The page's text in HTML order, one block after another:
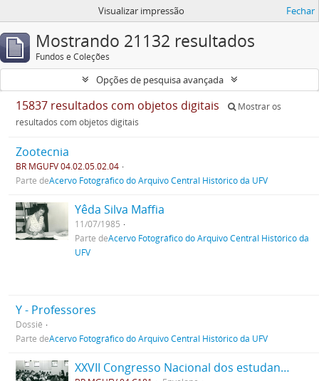
Visualizar impressão Fechar
Mostrando 21132 resultados
Fundos e Coleções
Opções de pesquisa avançada
15837 resultados com objetos digitais
Mostrar os
resultados com objetos digitais
Zootecnia
BR MGUFV 04.02.05.02.04
Parte deAcervo Fotográfico do Arquivo Central Histórico da UFV
Yêda Silva Maffia
11/07/1985
Parte deAcervo Fotográfico do Arquivo Central Histórico da
UFV
Y - Professores
Dossiê
Parte deAcervo Fotográfico do Arquivo Central Histórico da UFV
XXVII Congresso Nacional dos estudantes de Engenharia Florestal